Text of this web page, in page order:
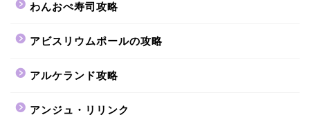
わんおぺ寿司攻略
アビスリウムポールの攻略
アルケランド攻略
アンジュ・リリンク